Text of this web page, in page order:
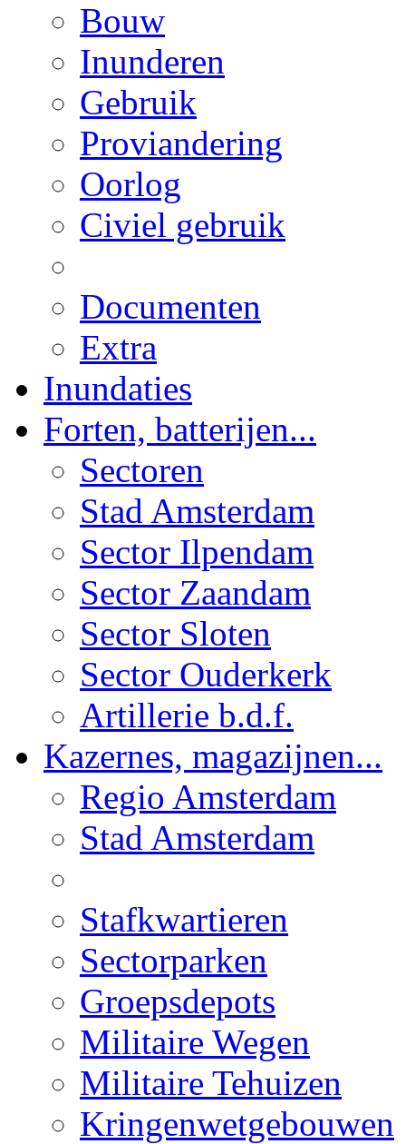
Bouw
Inunderen
Gebruik
Proviandering
Oorlog
Civiel gebruik
Documenten
Extra
Inundaties
Forten, batterijen...
Sectoren
Stad Amsterdam
Sector Ilpendam
Sector Zaandam
Sector Sloten
Sector Ouderkerk
Artillerie b.d.f.
Kazernes, magazijnen...
Regio Amsterdam
Stad Amsterdam
Stafkwartieren
Sectorparken
Groepsdepots
Militaire Wegen
Militaire Tehuizen
Kringenwetgebouwen